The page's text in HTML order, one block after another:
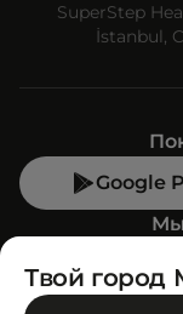
SuperStep
İstanbul,
Google
Мы
Твой город